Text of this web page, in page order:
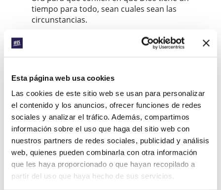
Esta página web usa cookies
Las cookies de este sitio web se usan para personalizar
el contenido y los anuncios, ofrecer funciones de redes
sociales y analizar el tráfico. Además, compartimos
información sobre el uso que haga del sitio web con
nuestros partners de redes sociales, publicidad y análisis
web, quienes pueden combinarla con otra información
que les haya proporcionado o que hayan recopilado a
partir del uso que haya hecho de sus servicios.
tiempo para todo, sean cuales sean las
circunstancias.
Ora para que recuerden que Dios es
soberano, y que disfruten de sus dones.
estudiar la Palabra de Dios, sacando de ella
fuerza y consuelo.
Ora para que Dios sea glorificado y su reino
llegue, incluso en medio de un contexto
político aún cambiante y aún en medio de los
desafíos causados por la COVID-19.
Compartir: WhatsAppEmail LinkedInTeams